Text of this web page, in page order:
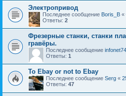
Электропривод
Последнее сообщение Boris_B «
Ответы: 2
Фрезерные станки, станки
гравёры.
Последнее сообщение infonet74
Ответы: 1
To Ebay or not to Ebay
Последнее сообщение Serg «
Ответы: 47